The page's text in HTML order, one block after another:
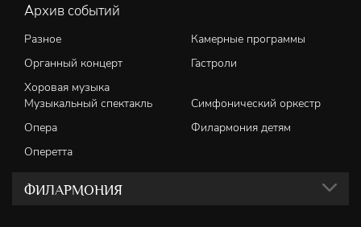
Архив событий
Разное
Камерные программы
Органный концерт
Гастроли
Хоровая музыка
Музыкальный спектакль
Симфонический оркестр
Опера
Филармония детям
Оперетта
ФИЛАРМОНИЯ